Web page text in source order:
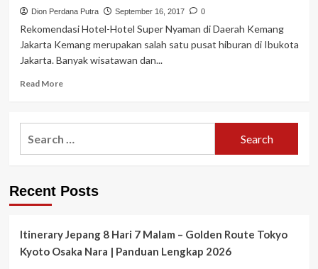
Dion Perdana Putra September 16, 2017 0
Rekomendasi Hotel-Hotel Super Nyaman di Daerah Kemang
Jakarta Kemang merupakan salah satu pusat hiburan di Ibukota
Jakarta. Banyak wisatawan dan...
Read MoreRead
Rekomendasi
Hotel-
di
Jakarta
Recent Posts
Itinerary Jepang 8 Hari 7 Malam – Golden Route Tokyo
Kyoto Osaka Nara | Panduan Lengkap 2026